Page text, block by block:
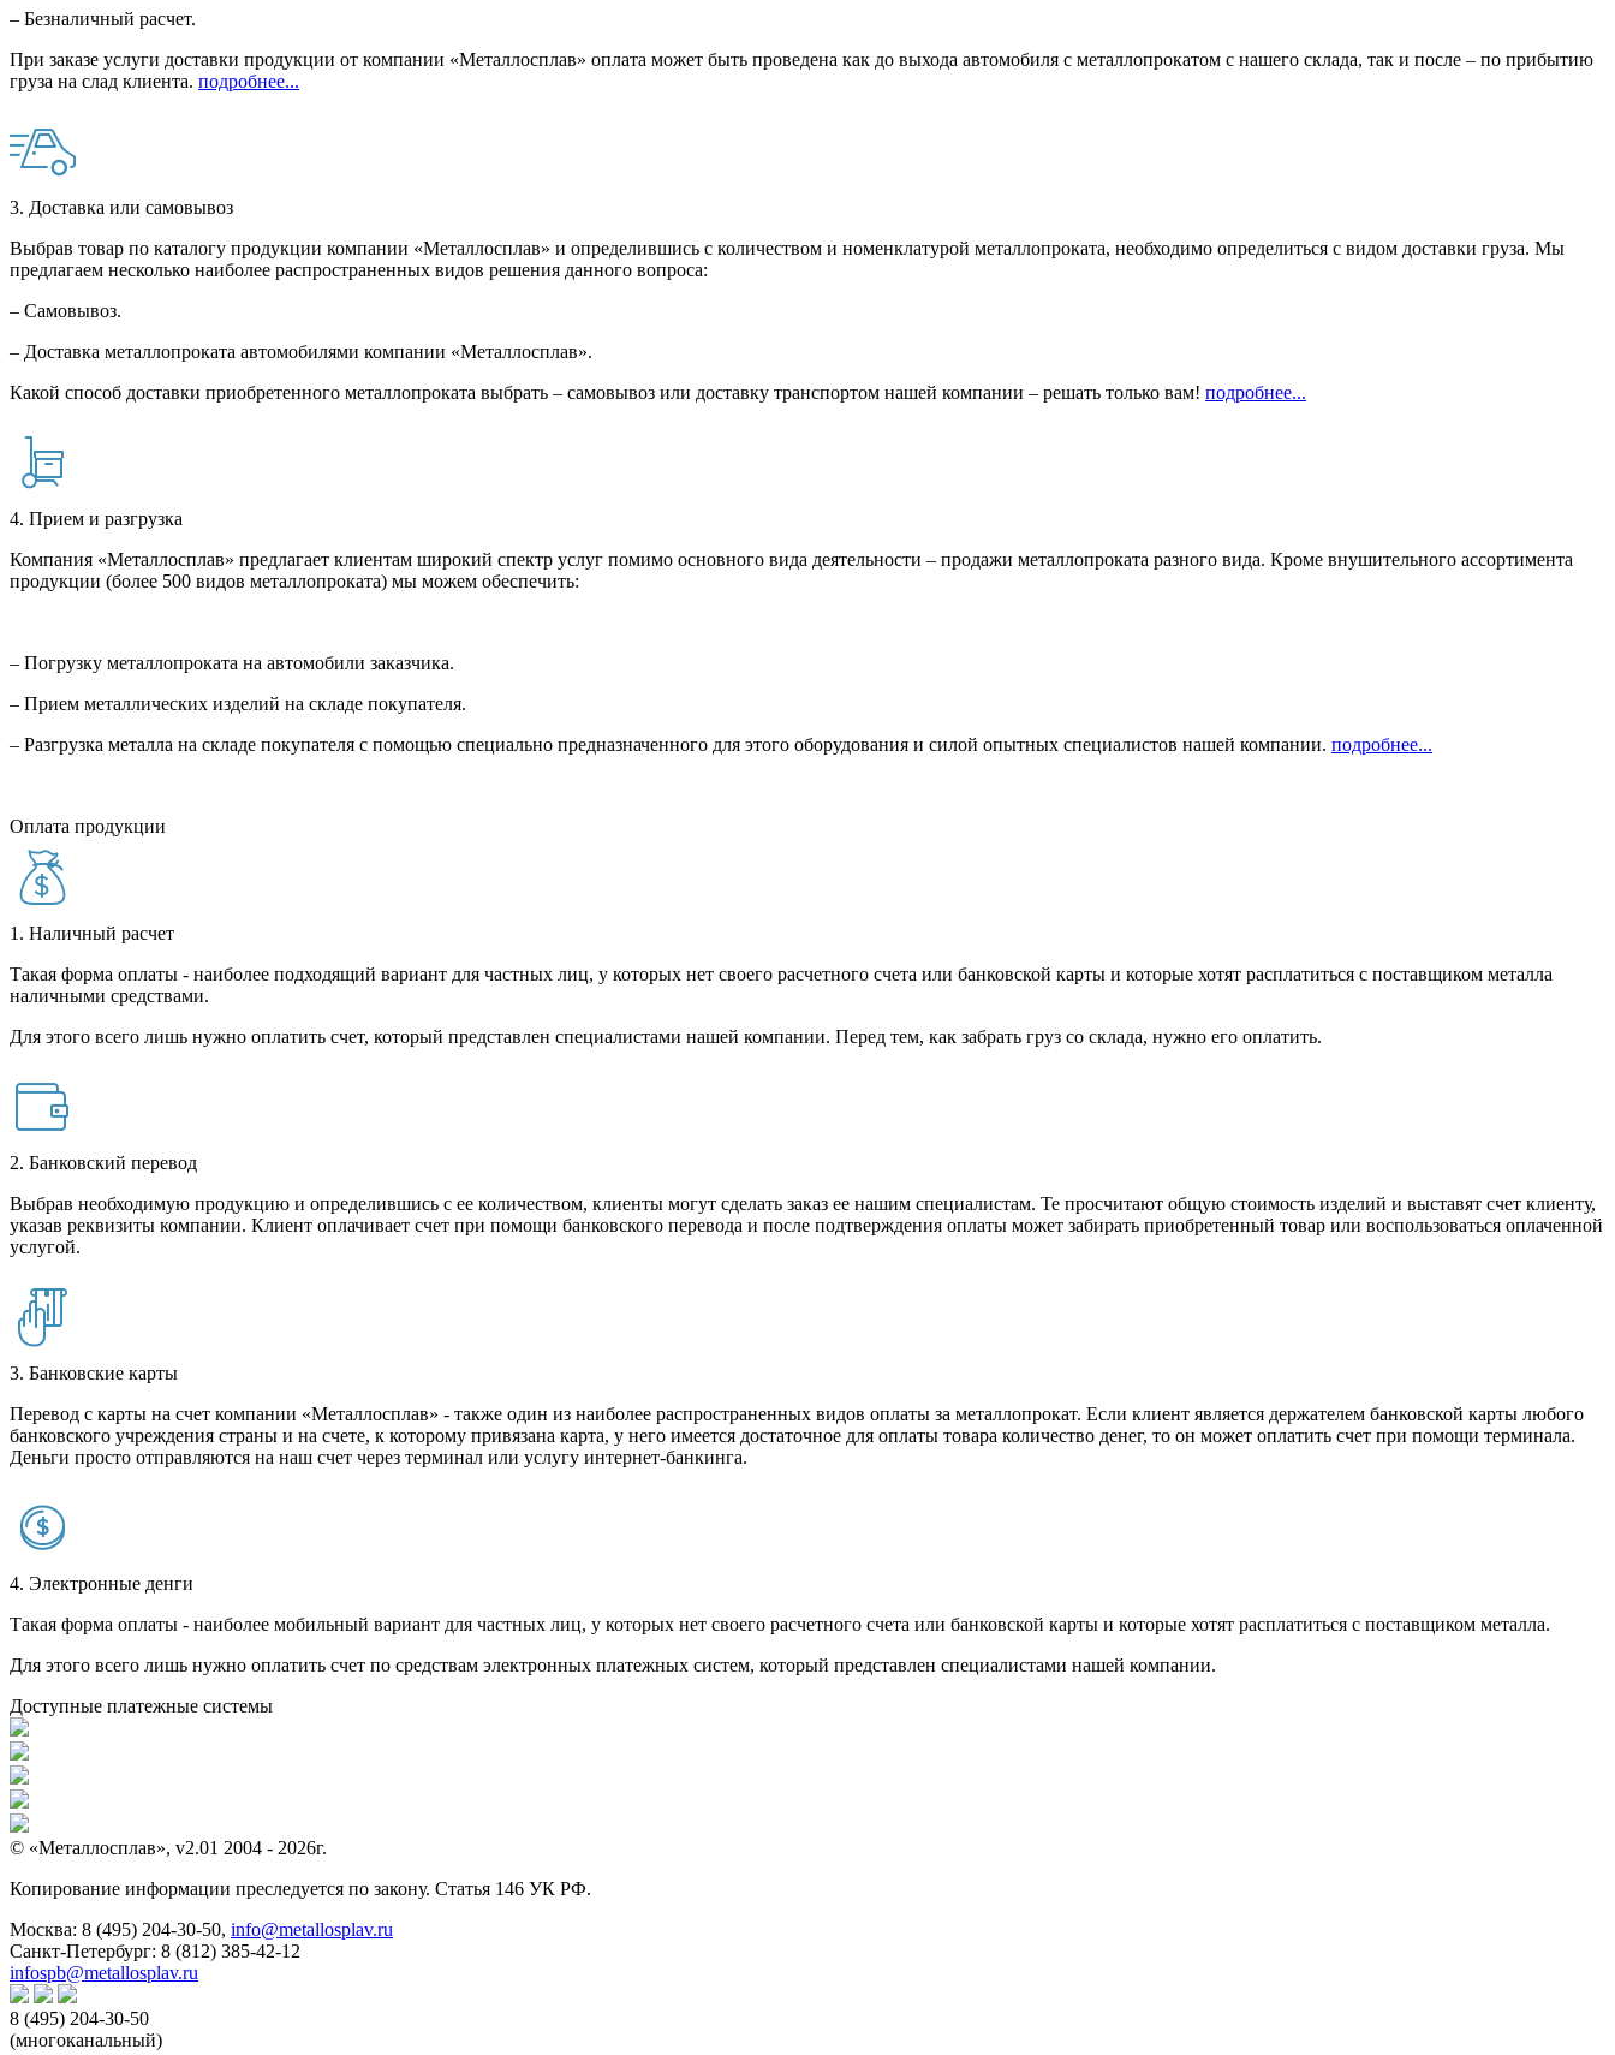
– Безналичный расчет.
При заказе услуги доставки продукции от компании «Металлосплав» оплата может быть проведена как до выхода автомобиля с металлопрокатом с нашего склада, так и после – по прибытию
груза на слад клиента. подробнее...
3. Доставка или самовывоз
Выбрав товар по каталогу продукции компании «Металлосплав» и определившись с количеством и номенклатурой металлопроката, необходимо определиться с видом доставки груза. Мы
предлагаем несколько наиболее распространенных видов решения данного вопроса:
– Самовывоз.
– Доставка металлопроката автомобилями компании «Металлосплав».
Какой способ доставки приобретенного металлопроката выбрать – самовывоз или доставку транспортом нашей компании – решать только вам! подробнее...
4. Прием и разгрузка
Компания «Металлосплав» предлагает клиентам широкий спектр услуг помимо основного вида деятельности – продажи металлопроката разного вида. Кроме внушительного ассортимента
продукции (более 500 видов металлопроката) мы можем обеспечить:
– Погрузку металлопроката на автомобили заказчика.
– Прием металлических изделий на складе покупателя.
– Разгрузка металла на складе покупателя с помощью специально предназначенного для этого оборудования и силой опытных специалистов нашей компании. подробнее...
Оплата продукции
1. Наличный расчет
Такая форма оплаты - наиболее подходящий вариант для частных лиц, у которых нет своего расчетного счета или банковской карты и которые хотят расплатиться с поставщиком металла
наличными средствами.
Для этого всего лишь нужно оплатить счет, который представлен специалистами нашей компании. Перед тем, как забрать груз со склада, нужно его оплатить.
2. Банковский перевод
Выбрав необходимую продукцию и определившись с ее количеством, клиенты могут сделать заказ ее нашим специалистам. Те просчитают общую стоимость изделий и выставят счет клиенту,
указав реквизиты компании. Клиент оплачивает счет при помощи банковского перевода и после подтверждения оплаты может забирать приобретенный товар или воспользоваться оплаченной
услугой.
3. Банковские карты
Перевод с карты на счет компании «Металлосплав» - также один из наиболее распространенных видов оплаты за металлопрокат. Если клиент является держателем банковской карты любого
банковского учреждения страны и на счете, к которому привязана карта, у него имеется достаточное для оплаты товара количество денег, то он может оплатить счет при помощи терминала.
Деньги просто отправляются на наш счет через терминал или услугу интернет-банкинга.
4. Электронные денги
Такая форма оплаты - наиболее мобильный вариант для частных лиц, у которых нет своего расчетного счета или банковской карты и которые хотят расплатиться с поставщиком металла.
Для этого всего лишь нужно оплатить счет по средствам электронных платежных систем, который представлен специалистами нашей компании.
Доступные платежные системы
© «Металлосплав», v2.01 2004 - 2026г.
Копирование информации преследуется по закону. Статья 146 УК РФ.
Москва: 8 (495) 204-30-50, info@metallosplav.ru
Санкт-Петербург: 8 (812) 385-42-12
infospb@metallosplav.ru
8 (495) 204-30-50
(многоканальный)